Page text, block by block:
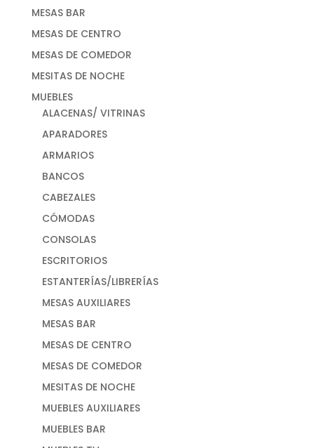
MESAS BAR
MESAS DE CENTRO
MESAS DE COMEDOR
MESITAS DE NOCHE
MUEBLES
ALACENAS/ VITRINAS
APARADORES
ARMARIOS
BANCOS
CABEZALES
CÓMODAS
CONSOLAS
ESCRITORIOS
ESTANTERÍAS/LIBRERÍAS
MESAS AUXILIARES
MESAS BAR
MESAS DE CENTRO
MESAS DE COMEDOR
MESITAS DE NOCHE
MUEBLES AUXILIARES
MUEBLES BAR